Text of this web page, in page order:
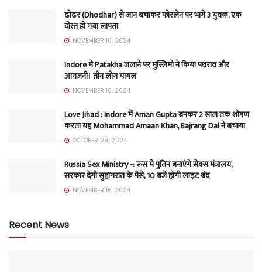
ढोढर (Dhodhar) से जान बचाकर फोरलेन पर भागे 3 युवक, एक
दोस्त हो गया लापता
NOVEMBER 10, 2024
Indore मे Patakha जलाने पर मुस्लिमो ने किया पथराव और
आगजनी। तीन लोग घायल
NOVEMBER 10, 2024
Love Jihad : Indore में Aman Gupta बनकर 2 साल तक शोषण
करता यह Mohammad Amaan Khan, Bajrang Dal ने बचाया
OCTOBER 29, 2024
Russia Sex Ministry -: रूस मे पुतिन बनाएंगे सेक्स मंत्रालय,
सरकार देगी सुहागरात के पैसे, 10 बजे होगी लाइट बंद
NOVEMBER 16, 2024
Recent News